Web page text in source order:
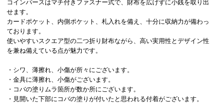
コインパースはマチ付きファスナー式で、財布を広げずに小銭を取り出
せます。
カードポケット、内側ポケット、札入れを備え、十分に収納力が備わっ
ております。
使いやすいスクエア型の二つ折り財布ながら、高い実用性とデザイン性
を兼ね備えている点が魅力です。
・シワ、薄擦れ、小傷が所々にございます。
・金具に薄擦れ、小傷がございます。
・コバの塗りムラ箇所が数か所にございます。
・見開いた下部にコバの塗りが付いたと思われる付着がございます。